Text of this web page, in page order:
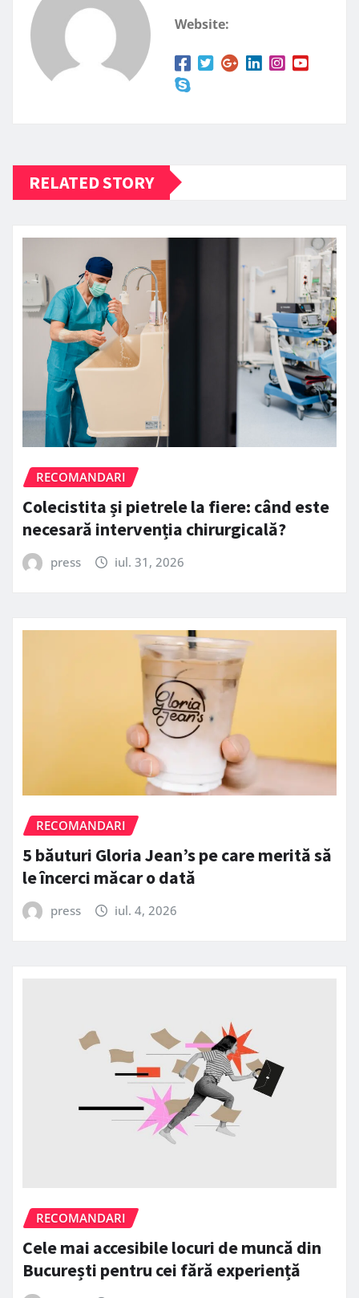
Website:
RELATED STORY
RECOMANDARI
Colecistita și pietrele la fiere: când este
necesară intervenția chirurgicală?
press iul. 31, 2026
RECOMANDARI
5 băuturi Gloria Jean’s pe care merită să
le încerci măcar o dată
press iul. 4, 2026
RECOMANDARI
Cele mai accesibile locuri de muncă din
București pentru cei fără experiență